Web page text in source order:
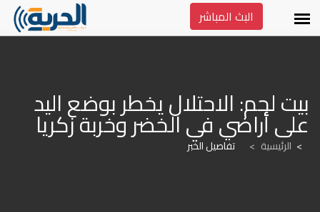
البث المباشر
على أراضي في الخضر وخربة زكريا
الرئيسية > تفاصيل الخبر